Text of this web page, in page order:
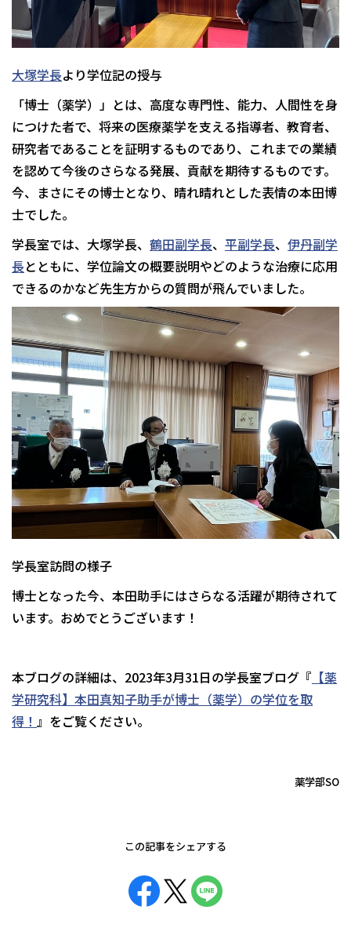
大塚学長より学位記の授与
「博士（薬学）」とは、高度な専門性、能力、人間性を身
につけた者で、将来の医療薬学を支える指導者、教育者、
研究者であることを証明するものであり、これまでの業績
を認めて今後のさらなる発展、貢献を期待するものです。
今、まさにその博士となり、晴れ晴れとした表情の本田博
士でした。
学長室では、大塚学長、 鶴田副学長、 平副学長、 伊丹副学
長とともに、学位論文の概要説明やどのような治療に応用
できるのかなど先生方からの質問が飛んでいました。
学長室訪問の様子
博士となった今、本田助手にはさらなる活躍が期待されて
います。おめでとうございます！
本ブログの詳細は、2023年3月31日の学長室ブログ『 【薬
学研究科】本田真知子助手が博士（薬学）の学位を取
得！ 』をご覧ください。
薬学部SO
この記事をシェアする